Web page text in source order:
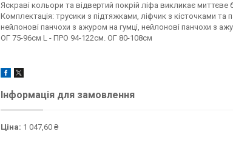
Яскраві кольори та відвертий покрій ліфа викликає
Комплектація: трусики з підтяжками, ліфчик з кісточками
нейлонові панчохи з ажуром на гумці, нейлонові панчохи з
ОГ 75-96см L - ПРО 94-122см. ОГ 80-108см
Інформація для замовлення
Ціна: 1 047,60 ₴